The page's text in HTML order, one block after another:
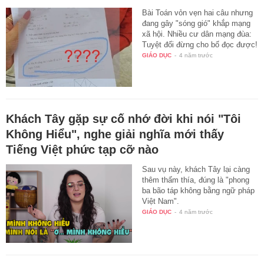
Bài Toán vỏn vẹn hai câu nhưng
đang gây "sóng gió" khắp mạng
xã hội. Nhiều cư dân mạng đùa:
Tuyệt đối đừng cho bố đọc được!
GIÁO DỤC - 4 năm trước
Khách Tây gặp sự cố nhớ đời khi nói "Tôi
Không Hiểu", nghe giải nghĩa mới thấy
Tiếng Việt phức tạp cỡ nào
Sau vụ này, khách Tây lại càng
thêm thấm thía, đúng là "phong
ba bão táp không bằng ngữ pháp
Việt Nam".
GIÁO DỤC - 4 năm trước